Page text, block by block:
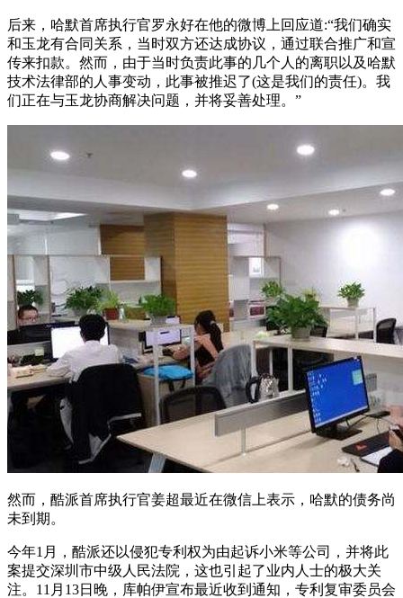
后来，哈默首席执行官罗永好在他的微博上回应道:“我们确实
和玉龙有合同关系，当时双方还达成协议，通过联合推广和宣
传来扣款。然而，由于当时负责此事的几个人的离职以及哈默
技术法律部的人事变动，此事被推迟了(这是我们的责任)。我
们正在与玉龙协商解决问题，并将妥善处理。”
然而，酷派首席执行官姜超最近在微信上表示，哈默的债务尚
未到期。
今年1月，酷派还以侵犯专利权为由起诉小米等公司，并将此
案提交深圳市中级人民法院，这也引起了业内人士的极大关
注。11月13日晚，库帕伊宣布最近收到通知，专利复审委员会